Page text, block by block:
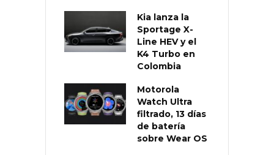
Kia lanza la
Sportage X-
Line HEV y el
K4 Turbo en
Colombia
Motorola
Watch Ultra
filtrado, 13 días
de batería
sobre Wear OS